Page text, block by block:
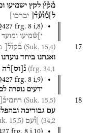
מ֯ק֯ץ֯ לקץ ישמיעו
ל]מ֯ו֯ע֯ד֯[ יברכו]
frg. 8 i,8)
י]ש֯מיעו ומועד
17
(Suk. 15,4) ב֯קו֯ל֯[
ואנחנו ביחד נועדנו
frg. 34,1) נ֯ וס ר֯ה
frg. 8 i,9)
ידעים נוסרה
18
(Suk. 15,5)
עם גבוריכה
34,2)
]ו֯עם (Suk. 15,5)
frg. 8 i,10)